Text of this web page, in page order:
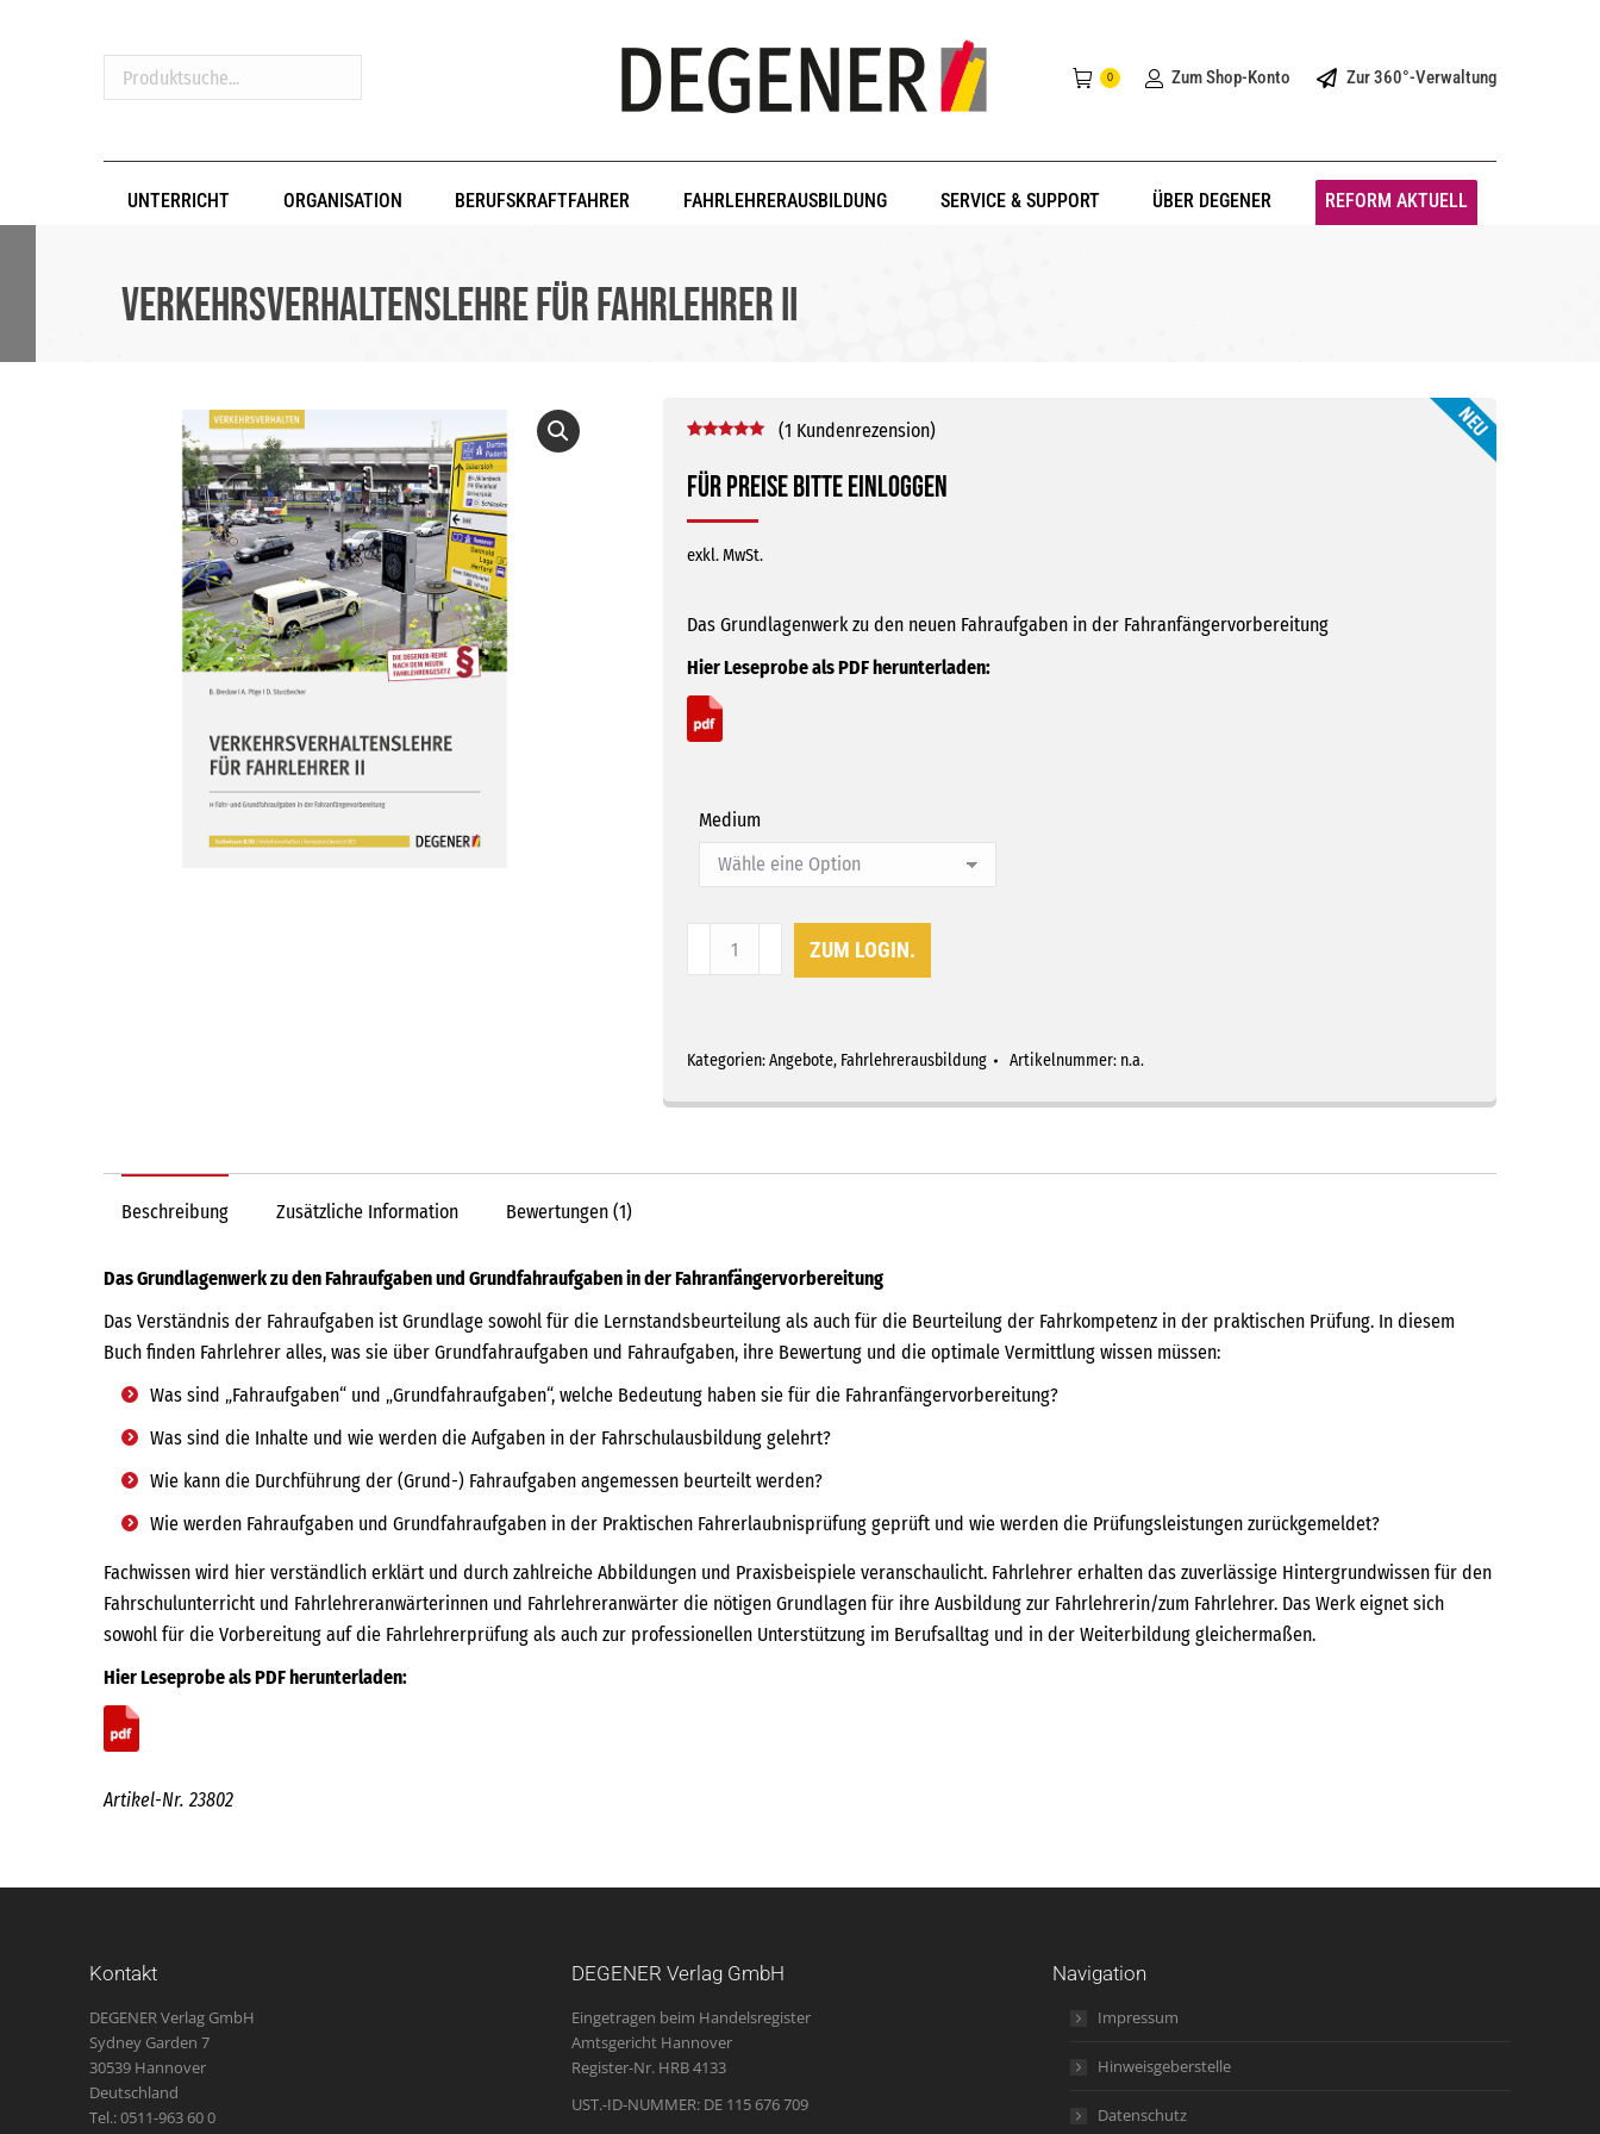
Produktsuche...
0 Zum Shop-Konto Zur 360°-Verwaltung
UNTERRICHT ORGANISATION BERUFSKRAFTFAHRER FAHRLEHRERAUSBILDUNG SERVICE & SUPPORT ÜBER DEGENER REFORM AKTUELL
Verkehrsverhaltenslehre für Fahrlehrer II
Für Preise bitte einloggen
5.00
basierend
Kundenbewertung
(1 Kundenrezension)
exkl. MwSt.
Das Grundlagenwerk zu den neuen Fahraufgaben in der Fahranfängervorbereitung
Hier Leseprobe als PDF herunterladen:
Medium
Verkehrsverhaltenslehre
Menge
ZUM LOGIN.
Kategorien:Angebote, Fahrlehrerausbildung Artikelnummer: n.a.
Beschreibung Zusätzliche Information Bewertungen (1)
Das Grundlagenwerk zu den Fahraufgaben und Grundfahraufgaben in der Fahranfängervorbereitung
Das Verständnis der Fahraufgaben ist Grundlage sowohl für die Lernstandsbeurteilung als auch für die Beurteilung der Fahrkompetenz in der praktischen Prüfung. In diesem
Buch finden Fahrlehrer alles, was sie über Grundfahraufgaben und Fahraufgaben, ihre Bewertung und die optimale Vermittlung wissen müssen:
Was sind „Fahraufgaben“ und „Grundfahraufgaben“, welche Bedeutung haben sie für die Fahranfängervorbereitung?
Was sind die Inhalte und wie werden die Aufgaben in der Fahrschulausbildung gelehrt?
Wie kann die Durchführung der (Grund-) Fahraufgaben angemessen beurteilt werden?
Wie werden Fahraufgaben und Grundfahraufgaben in der Praktischen Fahrerlaubnisprüfung geprüft und wie werden die Prüfungsleistungen zurückgemeldet?
Fachwissen wird hier verständlich erklärt und durch zahlreiche Abbildungen und Praxisbeispiele veranschaulicht. Fahrlehrer erhalten das zuverlässige Hintergrundwissen für den
Fahrschulunterricht und Fahrlehreranwärterinnen und Fahrlehreranwärter die nötigen Grundlagen für ihre Ausbildung zur Fahrlehrerin/zum Fahrlehrer. Das Werk eignet sich
sowohl für die Vorbereitung auf die Fahrlehrerprüfung als auch zur professionellen Unterstützung im Berufsalltag und in der Weiterbildung gleichermaßen.
Hier Leseprobe als PDF herunterladen:
Artikel-Nr. 23802
Kontakt
DEGENER Verlag GmbH
Sydney Garden 7
30539 Hannover
Deutschland
Tel.: 0511-963 60 0
DEGENER Verlag GmbH
Eingetragen beim Handelsregister
Amtsgericht Hannover
Register-Nr. HRB 4133
UST.-ID-NUMMER: DE 115 676 709
Navigation
Impressum
Hinweisgeberstelle
Datenschutz